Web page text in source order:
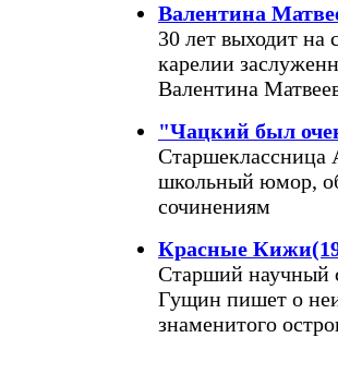
Валентина
30 лет выходит на
карелии
Валентина
"Чацкий был
Старшеклассница
школьный юмор,
сочинениям
Красные
Старший научный
Гущин пишет о
знаменитого